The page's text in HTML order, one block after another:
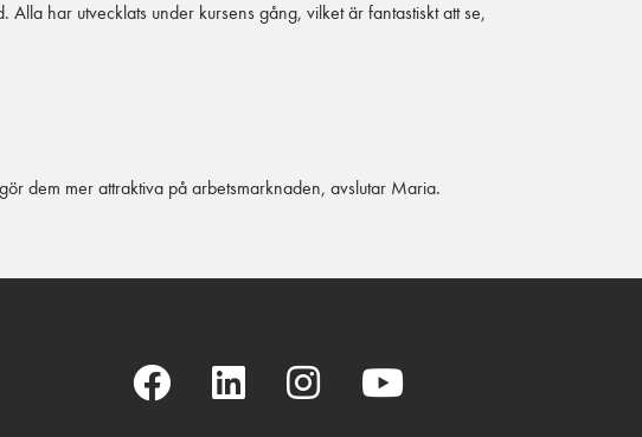
har utvecklats under kursens gång, vilket är fantastiskt att se,
dem mer attraktiva på arbetsmarknaden, avslutar Maria.